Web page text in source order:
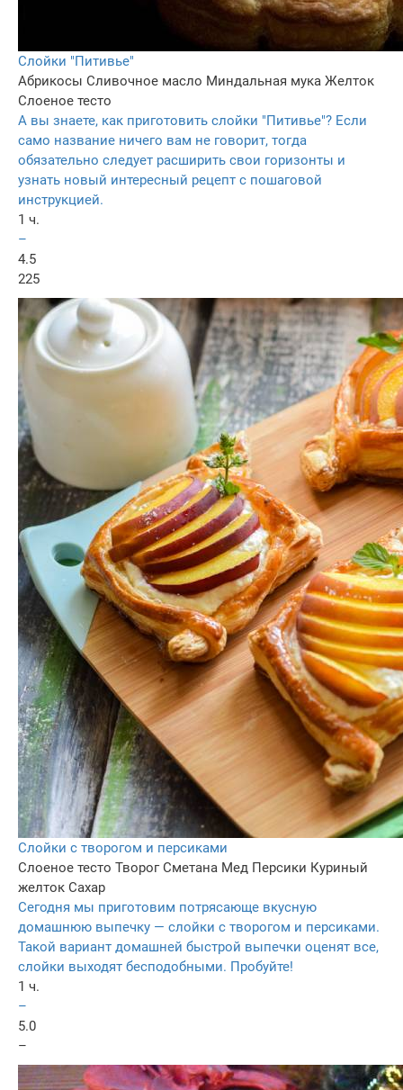
Слойки "Питивье"
Абрикосы Сливочное масло Миндальная мука Желток
Слоеное тесто
А вы знаете, как приготовить слойки "Питивье"? Если
само название ничего вам не говорит, тогда
обязательно следует расширить свои горизонты и
узнать новый интересный рецепт с пошаговой
инструкцией.
1 ч.
–
4.5
225
Слойки с творогом и персиками
Слоеное тесто Творог Сметана Мед Персики Куриный
желток Сахар
Сегодня мы приготовим потрясающе вкусную
домашнюю выпечку — слойки с творогом и персиками.
Такой вариант домашней быстрой выпечки оценят все,
слойки выходят бесподобными. Пробуйте!
1 ч.
–
5.0
–